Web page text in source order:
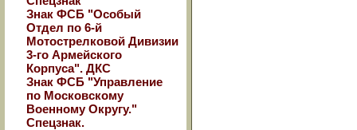
Знак ФСБ "Особый
Отдел по 6-й
Мотострелковой Дивизии
3-го Армейского
Корпуса". ДКС
Знак ФСБ "Управление
по Московскому
Военному Округу."
Спецзнак.